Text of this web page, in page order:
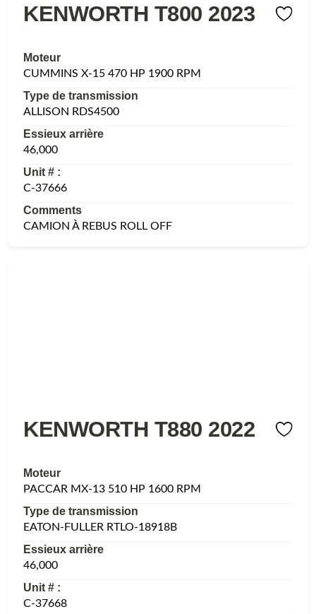
KENWORTH T800 2023
Moteur
CUMMINS X-15 470 HP 1900 RPM
Type de transmission
ALLISON RDS4500
Essieux arrière
46,000
Unit # :
C-37666
Comments
CAMION À REBUS ROLL OFF
KENWORTH T880 2022
Moteur
PACCAR MX-13 510 HP 1600 RPM
Type de transmission
EATON-FULLER RTLO-18918B
Essieux arrière
46,000
Unit # :
C-37668